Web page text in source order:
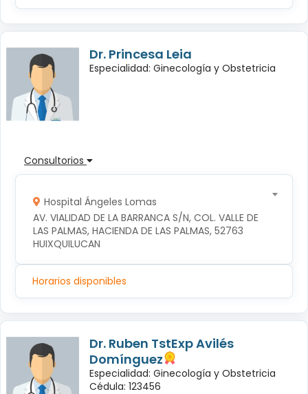
Dr. Princesa Leia
Especialidad: Ginecología y Obstetricia
Consultorios
Hospital Ángeles Lomas
AV. VIALIDAD DE LA BARRANCA S/N, COL. VALLE DE
LAS PALMAS, HACIENDA DE LAS PALMAS, 52763
HUIXQUILUCAN
Horarios disponibles
Dr. Ruben TstExp Avilés
Domínguez
Especialidad: Ginecología y Obstetricia
Cédula: 123456